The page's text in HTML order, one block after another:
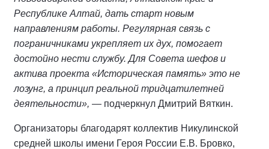
Республике Алтай, дать старт новым
направлениям работы. Регулярная связь с
пограничниками укрепляет их дух, помогает
достойно нести службу. Для Совета шефов и
актива проекта «Историческая память» это не
лозунг, а принцип реальной тридцатилетней
деятельности», — подчеркнул Дмитрий Вяткин.
Организаторы благодарят коллектив Никулинской
средней школы имени Героя России Е.В. Бровко,